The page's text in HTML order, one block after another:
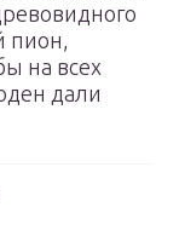
пион,
на всех
дали